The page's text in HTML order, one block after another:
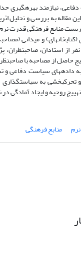
نیازمند بهره­گیری
مقاله به بررسی و تحلیل
منابع فرهنگی قدرت
و میدانی
جامعه آماری این تحقیق،
حاصل از مصاحبه با
سیاست دفاعی و
به سیاستگذاری
روحیه و ایجاد آمادگی
منابع فرهنگی